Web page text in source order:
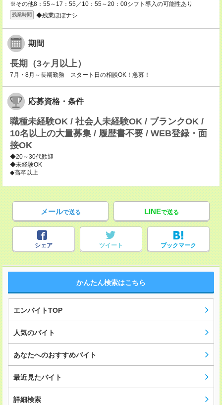
※その他8：55～17：55／10：55～20：00シフト導入の可能性あり
残業時間 ◆残業ほぼナシ
期間
長期（3ヶ月以上）
7月・8月～長期勤務 スタート日の相談OK！急募！
応募資格・条件
職種未経験OK / 社会人未経験OK / ブランクOK /
10名以上の大量募集 / 履歴書不要 / WEB登録・面
接OK
◆20～30代歓迎
◆未経験OK
◆高卒以上
メールで送る LINEで送る
シェア ツイート ブックマーク
かんたん検索はこちら
エンバイトTOP
人気のバイト
あなたへのおすすめバイト
最近見たバイト
詳細検索